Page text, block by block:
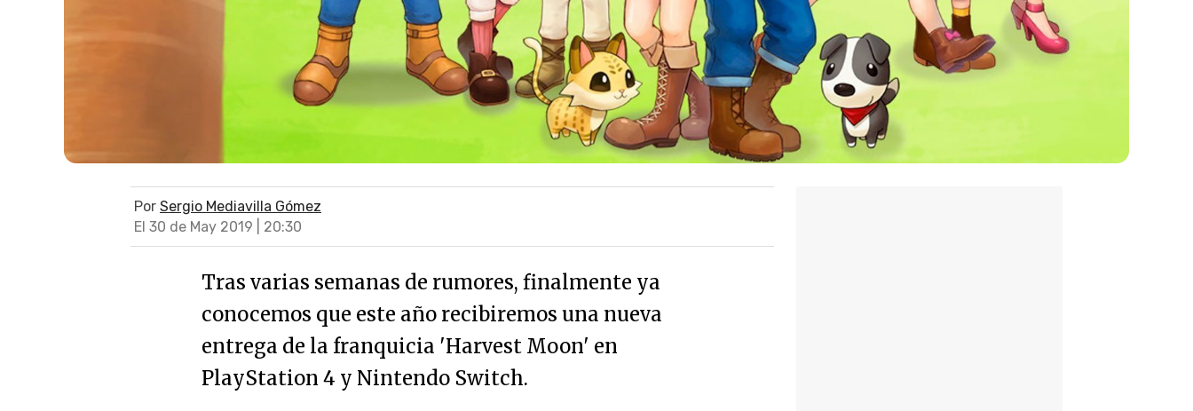
Por Sergio Mediavilla Gómez
El 30 de May 2019 | 20:30
Tras varias semanas de rumores, finalmente ya
conocemos que este año recibiremos una nueva
entrega de la franquicia 'Harvest Moon' en
PlayStation 4 y Nintendo Switch.